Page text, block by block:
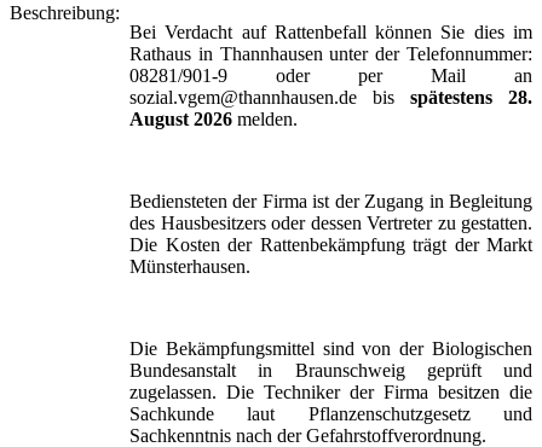
Beschreibung:
Bei Verdacht auf Rattenbefall können Sie dies im
Rathaus in Thannhausen unter der Telefonnummer:
08281/901-9 oder per Mail an
sozial.vgem@thannhausen.de bis spätestens 28.
August 2026 melden.
Bediensteten der Firma ist der Zugang in Begleitung
des Hausbesitzers oder dessen Vertreter zu gestatten.
Die Kosten der Rattenbekämpfung trägt der Markt
Münsterhausen.
Die Bekämpfungsmittel sind von der Biologischen
Bundesanstalt in Braunschweig geprüft und
zugelassen. Die Techniker der Firma besitzen die
Sachkunde laut Pflanzenschutzgesetz und
Sachkenntnis nach der Gefahrstoffverordnung.